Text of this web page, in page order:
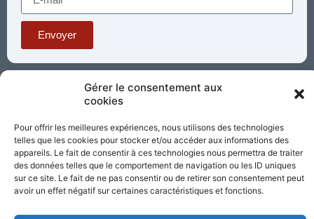
Gérer le consentement aux
cookies
Pour offrir les meilleures expériences, nous utilisons des technologies
telles que les cookies pour stocker et/ou accéder aux informations des
appareils. Le fait de consentir à ces technologies nous permettra de traiter
des données telles que le comportement de navigation ou les ID uniques
sur ce site. Le fait de ne pas consentir ou de retirer son consentement peut
avoir un effet négatif sur certaines caractéristiques et fonctions.
Envoyer
Téléphone : 03 85 81 56 00
Paray TV
Agenda Nous contacter
Nos
partenaires
Mentions
légales
Partagez cette page